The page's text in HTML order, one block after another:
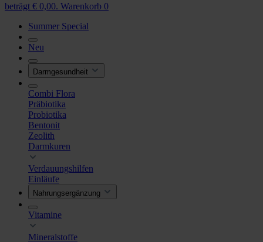
beträgt € 0,00. Warenkorb 0
Summer Special
Neu
Darmgesundheit
Combi Flora
Präbiotika
Probiotika
Bentonit
Zeolith
Darmkuren
Verdauungshilfen
Einläufe
Nahrungsergänzung
Vitamine
Mineralstoffe